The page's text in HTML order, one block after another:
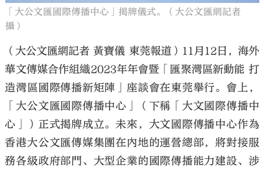
「大公文匯國際傳播中心」揭牌儀式。（大公文匯網記者
攝）
（大公文匯網記者 黃寶儀 東莞報道）11月12日，海外
華文傳媒合作組織2023年年會暨「匯聚灣區新動能 打
造灣區國際傳播新矩陣」座談會在東莞舉行。會上，
「大公文匯國際傳播中心」（下稱「大文國際傳播中
心」）正式揭牌成立。未來，大文國際傳播中心作為
香港大公文匯傳媒集團在內地的運營總部，將對接服
務各級政府部門、大型企業的國際傳播能力建設、涉